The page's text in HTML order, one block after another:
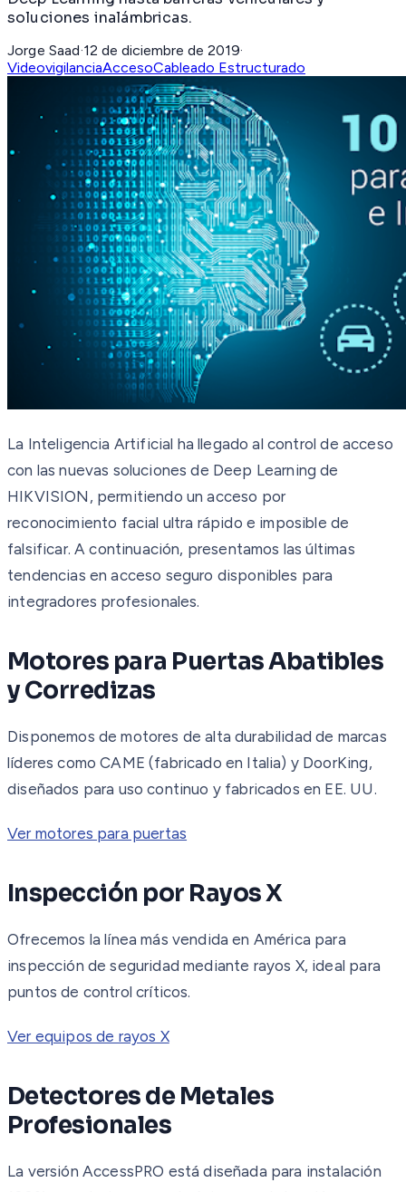
soluciones inalámbricas.
Jorge Saad·12 de diciembre de 2019·
VideovigilanciaAccesoCableado Estructurado
La Inteligencia Artificial ha llegado al control de acceso
con las nuevas soluciones de Deep Learning de
HIKVISION, permitiendo un acceso por
reconocimiento facial ultra rápido e imposible de
falsificar. A continuación, presentamos las últimas
tendencias en acceso seguro disponibles para
integradores profesionales.
Motores para Puertas Abatibles
y Corredizas
Disponemos de motores de alta durabilidad de marcas
líderes como CAME (fabricado en Italia) y DoorKing,
diseñados para uso continuo y fabricados en EE. UU.
Ver motores para puertas
Inspección por Rayos X
Ofrecemos la línea más vendida en América para
inspección de seguridad mediante rayos X, ideal para
puntos de control críticos.
Ver equipos de rayos X
Detectores de Metales
Profesionales
La versión AccessPRO está diseñada para instalación